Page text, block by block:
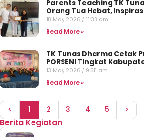
Parents Teaching TK
Orang Tua Hebat,
Hebat
18 May 2026 11:33 am
Read More »
TK Tunas Dharma Cetak
PORSENI Tingkat
2026
13 May 2026 9:55 am
Read More »
< 1 2 3 4 5 >
Berita Kegiatan